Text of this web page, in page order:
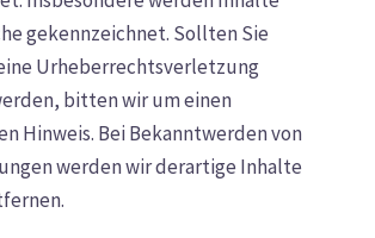
gekennzeichnet. Sollten Sie
Urheberrechtsverletzung
bitten wir um einen
Hinweis. Bei Bekanntwerden von
werden wir derartige Inhalte